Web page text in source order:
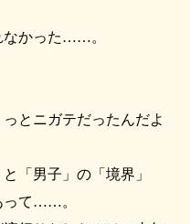
なかった……。
とニガテだったんだよ
「男子」の「境界」
って……。